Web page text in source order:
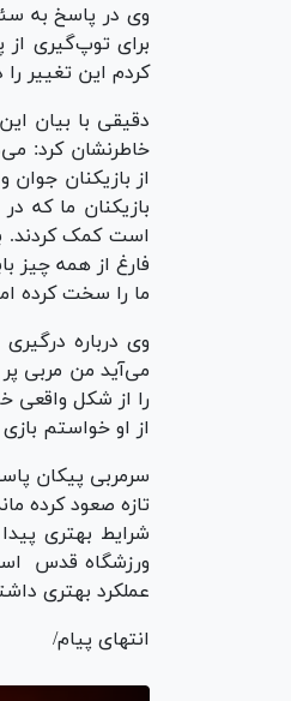
وی در پاسخ به
برای توپ‌گیری
کردم این تغییر
خاطرنشان کرد:
از بازیکنان
بازیکنان ما که
است کمک کردند.
ما را سخت کرده
وی درباره
می‌آید من مربی
را از شکل واقعی
از او خواستم
سرمربی پیکان
تازه صعود کرده
شرایط بهتری
ورزشگاه قدس
عملکرد بهتری
انتهای پیام/